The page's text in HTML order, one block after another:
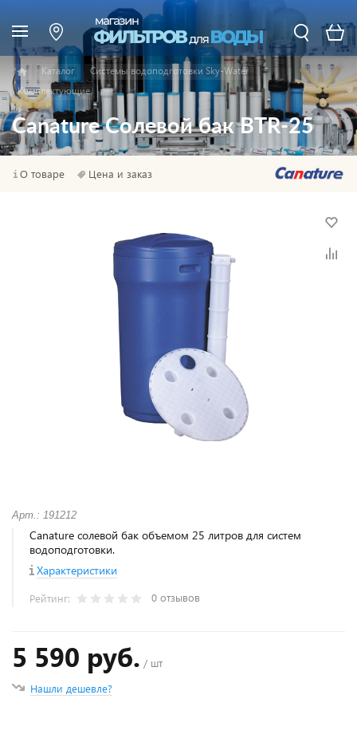
Каталог
Системы водоподготовки Sky-Water
Комплектующие
Canature Солевой бак BTR-25
О товаре Цена и заказ
Арт.: 191212
Canature солевой бак объемом 25 литров для систем
водоподготовки.
Характеристики
Рейтинг: 0 отзывов
5 590 руб. / шт
Нашли дешевле?